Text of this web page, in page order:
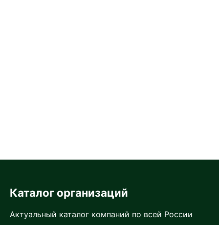
Каталог организаций
Актуальный каталог компаний по всей России